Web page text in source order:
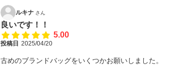
ルキナ さん
良いです！！
5.00
投稿日 2025/04/20
古めのブランドバッグをいくつかお願いしました。